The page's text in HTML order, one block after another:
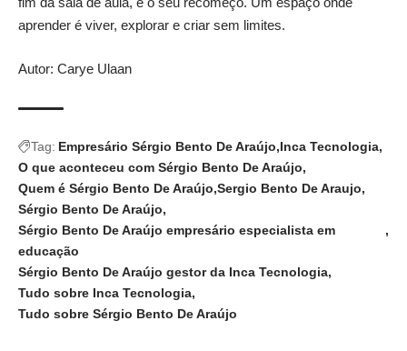
aprender é viver, explorar e criar sem limites.
Autor: Carye Ulaan
Tag: Empresário Sérgio Bento De Araújo Inca Tecnologia
O que aconteceu com Sérgio Bento De Araújo
Quem é Sérgio Bento De Araújo Sergio Bento De Araujo
Sérgio Bento De Araújo
Sérgio Bento De Araújo empresário especialista em
educação
Sérgio Bento De Araújo gestor da Inca Tecnologia
Tudo sobre Inca Tecnologia
Tudo sobre Sérgio Bento De Araújo